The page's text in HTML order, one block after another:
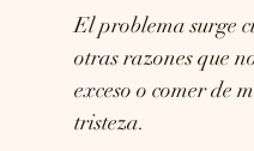
El problema surge
otras razones que
exceso o comer de
tristeza.